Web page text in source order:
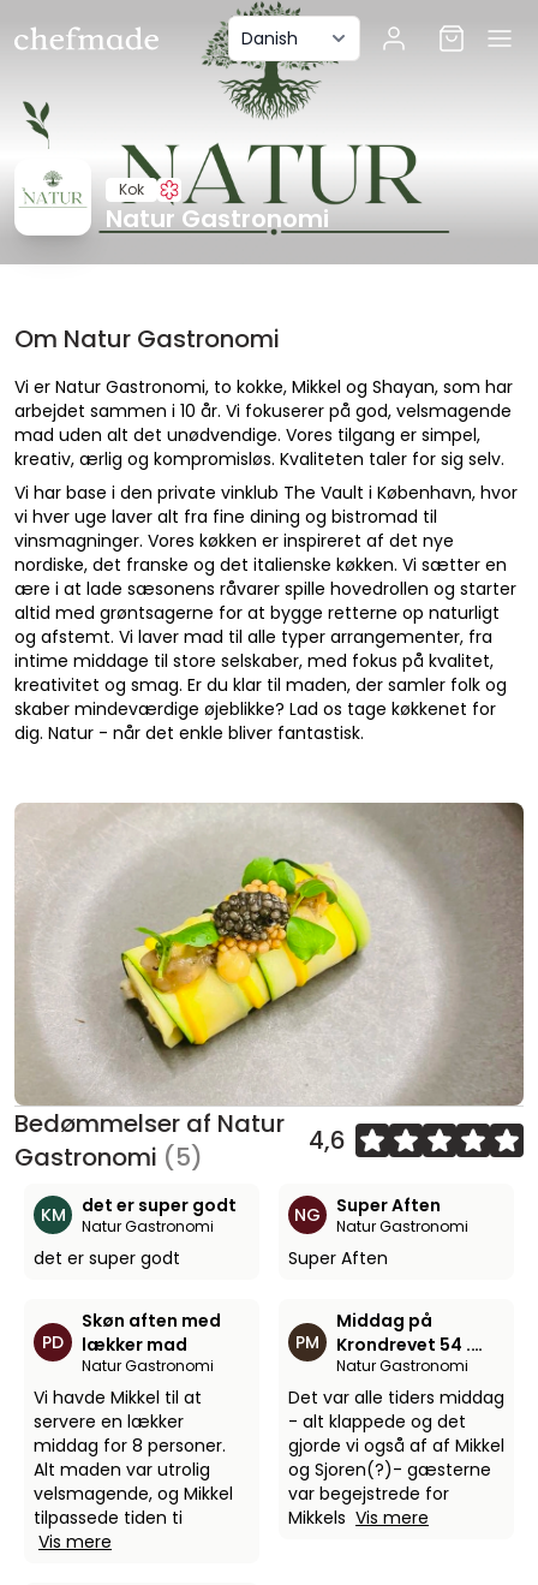
Kok
Natur Gastronomi
Om Natur Gastronomi
Vi er Natur Gastronomi, to kokke, Mikkel og Shayan, som har
arbejdet sammen i 10 år. Vi fokuserer på god, velsmagende
mad uden alt det unødvendige. Vores tilgang er simpel,
kreativ, ærlig og kompromisløs. Kvaliteten taler for sig selv.
Vi har base i den private vinklub The Vault i København, hvor
vi hver uge laver alt fra fine dining og bistromad til
vinsmagninger. Vores køkken er inspireret af det nye
nordiske, det franske og det italienske køkken. Vi sætter en
ære i at lade sæsonens råvarer spille hovedrollen og starter
altid med grøntsagerne for at bygge retterne op naturligt
og afstemt. Vi laver mad til alle typer arrangementer, fra
intime middage til store selskaber, med fokus på kvalitet,
kreativitet og smag. Er du klar til maden, der samler folk og
skaber mindeværdige øjeblikke? Lad os tage køkkenet for
dig. Natur - når det enkle bliver fantastisk.
Bedømmelser af Natur
Gastronomi (5) 4,6
KM det er super godt
Natur Gastronomi
det er super godt
NG Super Aften
Natur Gastronomi
Super Aften
PD
Skøn aften med
lækker mad
Natur Gastronomi
Vi havde Mikkel til at
servere en lækker
middag for 8 personer.
Alt maden var utrolig
velsmagende, og Mikkel
tilpassede tiden ti
Vis mere
PM
Middag på
Krondrevet 54 .
d.7.12.25
Natur Gastronomi
Det var alle tiders middag
- alt klappede og det
gjorde vi også af af Mikkel
og Sjoren(?)- gæsterne
var begejstrede for
Mikkels Vis mere